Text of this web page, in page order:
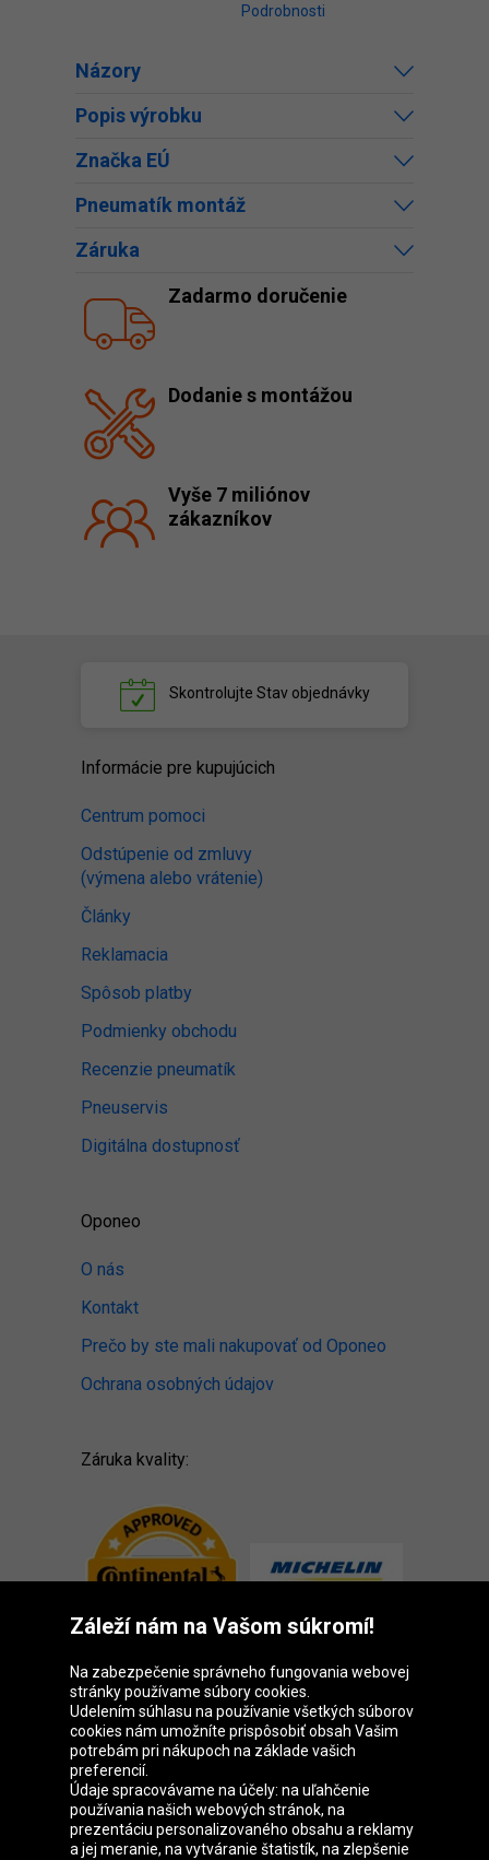
Podrobnosti
Názory
Popis výrobku
Značka EÚ
Pneumatík montáž
Záruka
Zadarmo doručenie
Dodanie s montážou
Vyše 7 miliónov
zákazníkov
Skontrolujte Stav objednávky
Informácie pre kupujúcich
Centrum pomoci
Odstúpenie od zmluvy
(výmena alebo vrátenie)
Články
Reklamacia
Spôsob platby
Podmienky obchodu
Recenzie pneumatík
Pneuservis
Digitálna dostupnosť
Oponeo
O nás
Kontakt
Prečo by ste mali nakupovať od Oponeo
Ochrana osobných údajov
Záruka kvality:
Skupina Oponeo
Belgique
Česká
Deutschland Éire
Záleží nám na Vašom súkromí!
Na zabezpečenie správneho fungovania webovej
stránky používame súbory cookies.
Udelením súhlasu na používanie všetkých súborov
cookies nám umožníte prispôsobiť obsah Vašim
potrebám pri nákupoch na základe vašich
preferencií.
Údaje spracovávame na účely: na uľahčenie
používania našich webových stránok, na
prezentáciu personalizovaného obsahu a reklamy
a jej meranie, na vytváranie štatistík, na zlepšenie